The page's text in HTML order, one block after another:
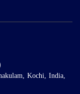
Kochi, India,